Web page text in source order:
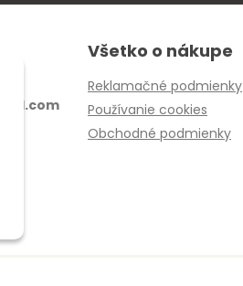
Všetko o nákupe
Reklamačné podmienky
Používanie cookies
Obchodné podmienky